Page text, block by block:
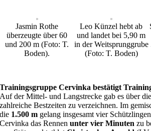
Jasmin Rothe
überzeugte über 60
und 200 m (Foto: T.
Boden).
Leo Künzel hebt ab
und landet bei 5,90 m
in der Weitsprunggrube
(Foto: T. Boden)
Trainingsgruppe Cervinka bestätigt
Auf der Mittel- und Langstrecke gab es über
zahlreiche Bestzeiten zu verzeichnen. Im
die 1.500 m gelang insgesamt vier
Cervinka das Rennenunter vier Minuten zu